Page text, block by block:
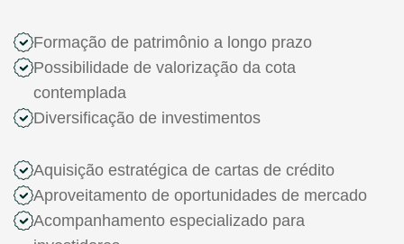
Formação de patrimônio a longo prazo
Possibilidade de valorização da cota
contemplada
Diversificação de investimentos
Aquisição estratégica de cartas de crédito
Aproveitamento de oportunidades de mercado
Acompanhamento especializado para